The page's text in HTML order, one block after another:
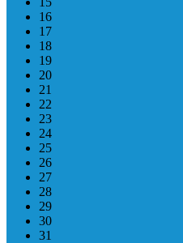
16
17
18
19
20
21
22
23
24
25
26
27
28
29
30
31